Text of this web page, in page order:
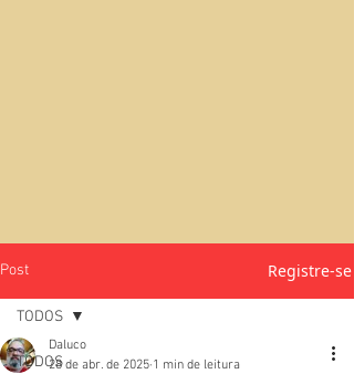
Post Registre-se
TODOS
TODOS
Daluco
28 de abr. de 2025 1 min de leitura